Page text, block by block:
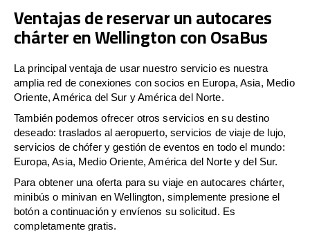
Ventajas de reservar un autocares
chárter en Wellington con OsaBus
La principal ventaja de usar nuestro servicio es nuestra
amplia red de conexiones con socios en Europa, Asia, Medio
Oriente, América del Sur y América del Norte.
También podemos ofrecer otros servicios en su destino
deseado: traslados al aeropuerto, servicios de viaje de lujo,
servicios de chófer y gestión de eventos en todo el mundo:
Europa, Asia, Medio Oriente, América del Norte y del Sur.
Para obtener una oferta para su viaje en autocares chárter,
minibús o minivan en Wellington, simplemente presione el
botón a continuación y envíenos su solicitud. Es
completamente gratis.